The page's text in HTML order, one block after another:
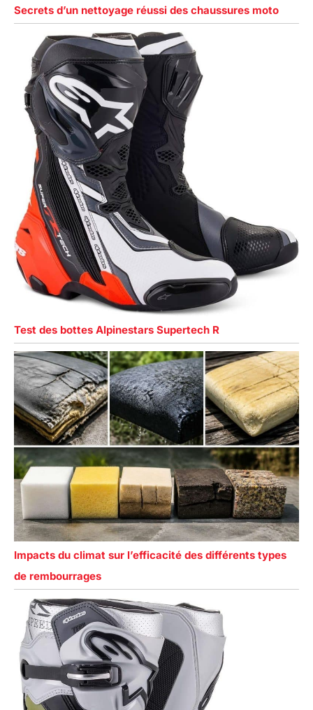
Secrets d’un nettoyage réussi des chaussures moto
Test des bottes Alpinestars Supertech R
Impacts du climat sur l’efficacité des différents types
de rembourrages